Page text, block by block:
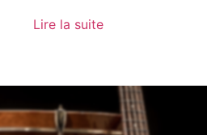
Lire la suite